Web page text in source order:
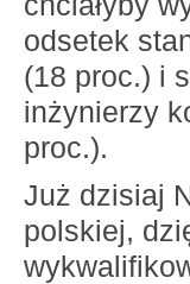
odsetek
(18 proc.) i
inżynierzy
proc.).
Już dzisiaj
polskiej,